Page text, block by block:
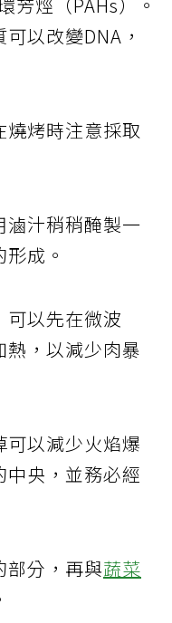
以改變DNA，
烤時注意採取
滷汁稍稍醃製一
成。
可以先在微波
，以減少肉暴
可以減少火焰爆
央，並務必經
部分，再與蔬菜